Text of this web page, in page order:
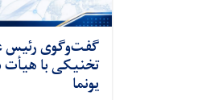
گفت‌وگوی رئیس
تخنیکی با هیأت
یونما